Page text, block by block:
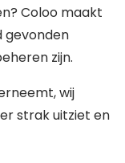
Coloo maakt
gevonden
zijn.
wij
strak uitziet en